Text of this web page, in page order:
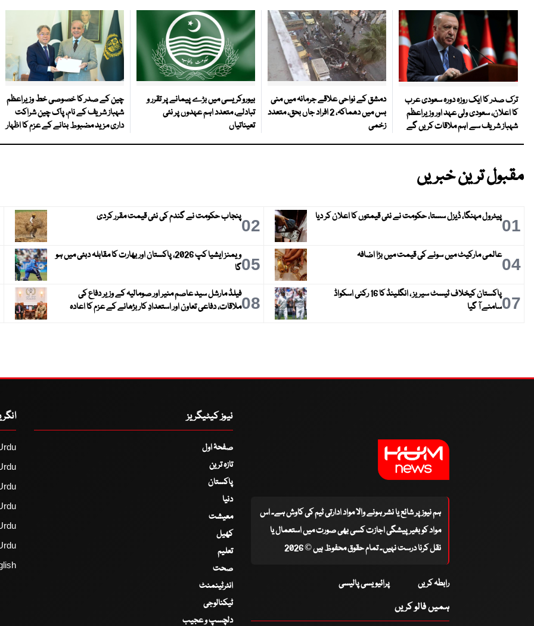
ترک صدر کا ایک روزہ دورہ سعودی عرب
کا اعلان، سعودی ولی عہد اور وزیراعظم
شہباز شریف سے اہم ملاقات کریں گے
دمشق کے نواحی علاقے جرمانہ میں منی
بس میں دھماکہ، 2 افراد جاں بحق، متعدد
زخمی
بیوروکریسی میں بڑے پیمانے پر تقرر و
تبادلے، متعدد اہم عہدوں پر نئی
تعیناتیاں
چین کے صدر کا خصوصی خط وزیراعظم
شہباز شریف کے نام، پاک چین شراکت
داری مزید مضبوط بنانے کے عزم کا اظہار
مقبول ترین خبریں
01پیٹرول مہنگا، ڈیزل سستا، حکومت نے نئی قیمتوں کا اعلان کر دیا 02پنجاب حکومت نے گندم کی نئی قیمت مقرر کردی
04عالمی مارکیٹ میں سونے کی قیمت میں بڑا اضافہ 05
ویمنز ایشیا کپ 2026، پاکستان اور بھارت کا مقابلہ دبئی میں ہو
گا
07
پاکستان کیخلاف ٹیسٹ سیریز ، انگلینڈ کا 16 رکنی اسکواڈ
سامنے آ گیا
08فیلڈ مارشل سید عاصم منیر اور صومالیہ کے وزیر دفاع کی
ملاقات، دفاعی تعاون اور استعدادِ کار بڑھانے کے عزم کا اعادہ
ہم نیوز پر شائع یا نشر ہونے والا مواد ادارتی ٹیم کی کاوش ہے۔ اس
مواد کو بغیر پیشگی اجازت کسی بھی صورت میں استعمال یا
نقل کرنا درست نہیں۔ تمام حقوق محفوظ ہیں © 2026
رابطہ کریں پرائیویسی پالیسی
ہمیں فالو کریں
نیوز کیٹیگریز
صفحۂ اول
تازہ ترین
پاکستان
دنیا
معیشت
کھیل
تعلیم
صحت
انٹرٹینمنٹ
ٹیکنالوجی
دلچسپ و عجیب